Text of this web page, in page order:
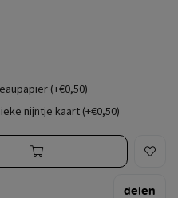
(+€0,50)
nijntje kaart (+€0,50)
delen